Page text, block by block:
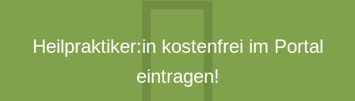
Heilpraktiker:in kostenfrei im Portal
eintragen!